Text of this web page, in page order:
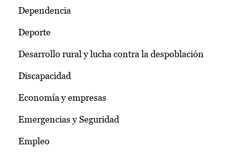
Dependencia
Deporte
Desarrollo rural y lucha contra la despoblación
Discapacidad
Economía y empresas
Emergencias y Seguridad
Empleo